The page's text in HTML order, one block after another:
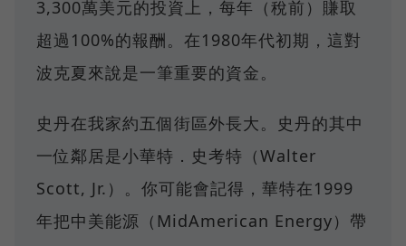
3,300萬美元的投資上，每年（稅前）賺取
超過100%的報酬。在1980年代初期，這對
波克夏來說是一筆重要的資金。
史丹在我家約五個街區外長大。史丹的其中
一位鄰居是小華特．史考特（Walter
Scott, Jr.）。你可能會記得，華特在1999
年把中美能源（MidAmerican Energy）帶